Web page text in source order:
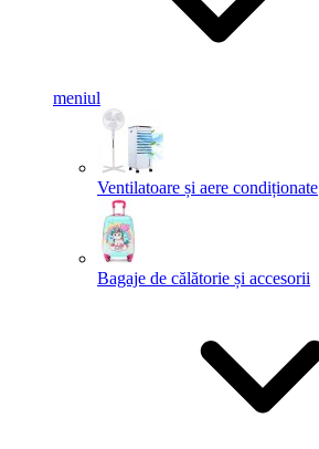
meniul
Ventilatoare și aere condiționate
Bagaje de călătorie și accesorii